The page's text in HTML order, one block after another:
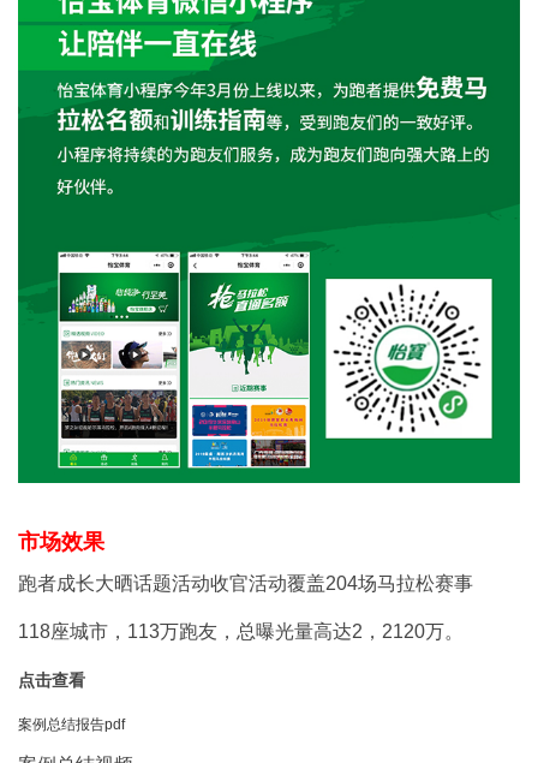
市场效果
跑者成长大晒话题活动收官活动覆盖204场马拉松赛事
118座城市，113万跑友，总曝光量高达2，2120万。
点击查看
案例总结报告pdf